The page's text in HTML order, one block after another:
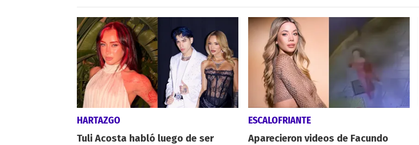
HARTAZGO
Tuli Acosta habló luego de ser
ESCALOFRIANTE
Aparecieron videos de Facundo